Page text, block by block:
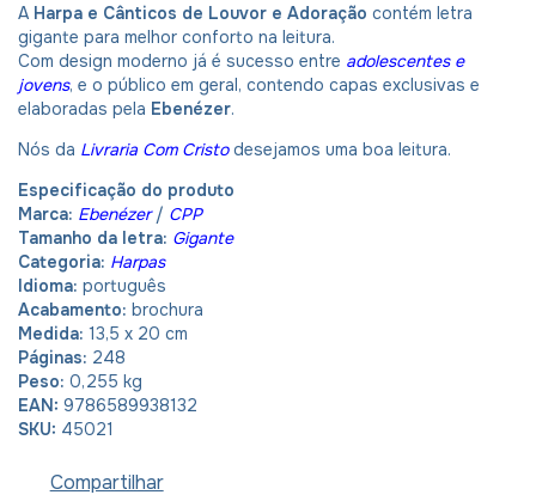
A Harpa e Cânticos de Louvor e Adoração contém letra
gigante para melhor conforto na leitura.
Com design moderno já é sucesso entre adolescentes e
jovens, e o público em geral, contendo capas exclusivas e
elaboradas pela Ebenézer.
Nós da Livraria Com Cristodesejamos uma boa leitura.
Especificação do produto
Marca: Ebenézer/ CPP
Tamanho da letra: Gigante
Categoria: Harpas
Idioma: português
Acabamento: brochura
Medida: 13,5 x 20 cm
Páginas: 248
Peso: 0,255 kg
EAN: 9786589938132
SKU: 45021
Compartilhar